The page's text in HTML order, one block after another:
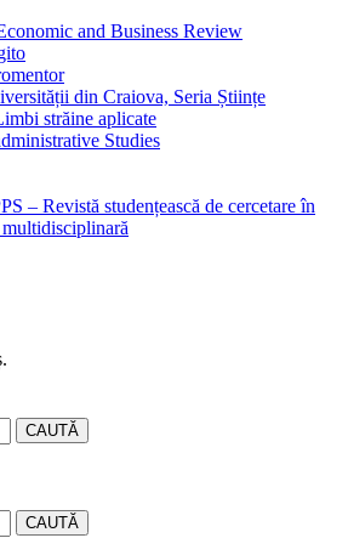
and Business Review
din Craiova, Seria Științe
străine aplicate
Studies
– Revistă studențească de cercetare în
CAUTĂ
CAUTĂ